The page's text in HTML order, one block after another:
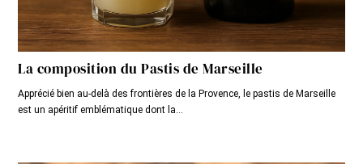
La composition du Pastis de Marseille
Apprécié bien au-delà des frontières de la Provence, le pastis de Marseille
est un apéritif emblématique dont la...